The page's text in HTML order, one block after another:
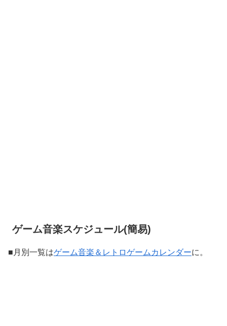
ゲーム音楽スケジュール(簡易)
■月別一覧はゲーム音楽＆レトロゲームカレンダーに。